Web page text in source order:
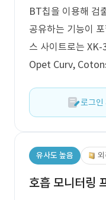
BT칩을 이용해 검
공유하는 기능이
스 사이트로는
Opet Curv,
로그인
유사도 높음
호흡 모니터링